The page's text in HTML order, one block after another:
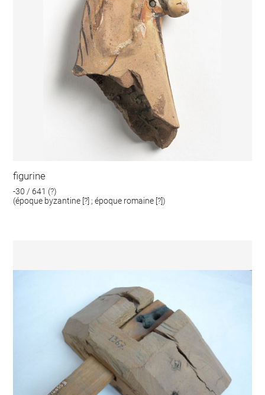
figurine
-30 / 641 (?)
(époque byzantine [?] ; époque romaine [?])